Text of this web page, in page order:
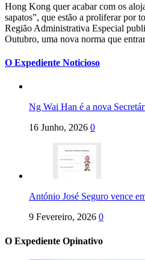
Hong Kong quer acabar com os
sapatos”, que estão a proliferar por
Região Administrativa Especial
Outubro, uma nova norma que
O Expediente Noticioso
Ng Wai Han é a nova
16 Junho, 2026 0
António José Seguro vence
9 Fevereiro, 2026 0
O Expediente Opinativo